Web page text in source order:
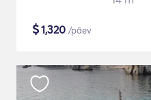
$1,320 /päev